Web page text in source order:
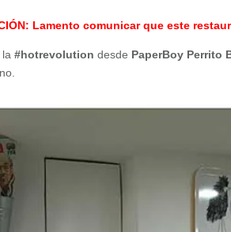
Lamento comunicar que este
la#hotrevolution desde PaperBoy Perrito